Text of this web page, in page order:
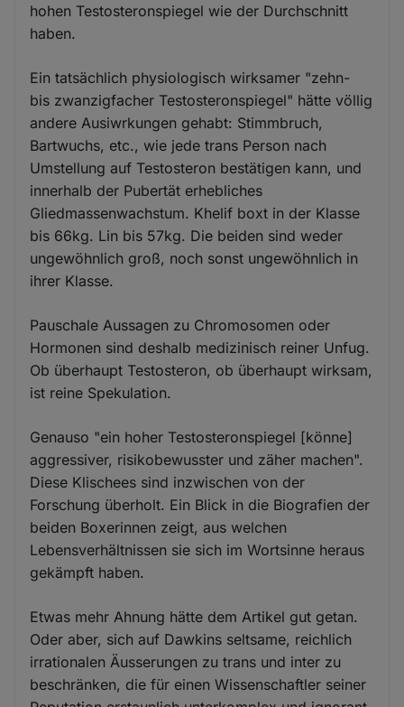
hohen Testosteronspiegel wie der Durchschnitt
haben.
Ein tatsächlich physiologisch wirksamer "zehn-
bis zwanzigfacher Testosteronspiegel" hätte völlig
andere Ausiwrkungen gehabt: Stimmbruch,
Bartwuchs, etc., wie jede trans Person nach
Umstellung auf Testosteron bestätigen kann, und
innerhalb der Pubertät erhebliches
Gliedmassenwachstum. Khelif boxt in der Klasse
bis 66kg. Lin bis 57kg. Die beiden sind weder
ungewöhnlich groß, noch sonst ungewöhnlich in
ihrer Klasse.
Pauschale Aussagen zu Chromosomen oder
Hormonen sind deshalb medizinisch reiner Unfug.
Ob überhaupt Testosteron, ob überhaupt wirksam,
ist reine Spekulation.
Genauso "ein hoher Testosteronspiegel [könne]
aggressiver, risikobewusster und zäher machen".
Diese Klischees sind inzwischen von der
Forschung überholt. Ein Blick in die Biografien der
beiden Boxerinnen zeigt, aus welchen
Lebensverhältnissen sie sich im Wortsinne heraus
gekämpft haben.
Etwas mehr Ahnung hätte dem Artikel gut getan.
Oder aber, sich auf Dawkins seltsame, reichlich
irrationalen Äusserungen zu trans und inter zu
beschränken, die für einen Wissenschaftler seiner